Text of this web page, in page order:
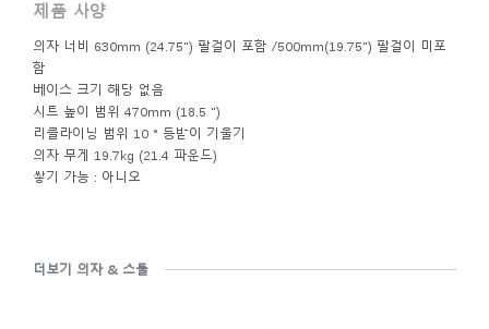
제품 사양
의자 너비 630mm (24.75") 팔걸이 포함 /500mm(19.75") 팔걸이 미포
함
베이스 크기 해당 없음
시트 높이 범위 470mm (18.5 ")
리클라이닝 범위 10 ° 등받이 기울기
의자 무게 19.7kg (21.4 파운드)
쌓기 가능 : 아니오
더보기 의자 & 스툴